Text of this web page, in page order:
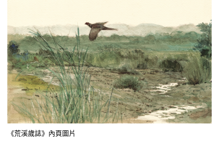
《荒溪歲誌》內頁圖片